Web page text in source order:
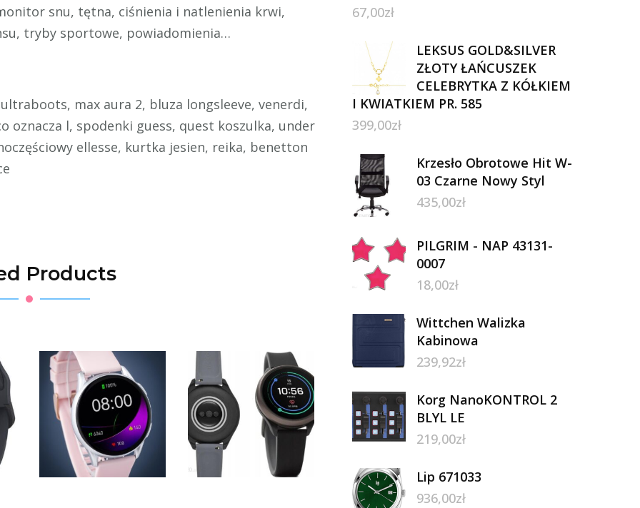
snu, tętna, ciśnienia i natlenienia krwi,
tryby sportowe, powiadomienia…
max aura 2, bluza longsleeve, venerdi,
l, spodenki guess, quest koszulka, under
ellesse, kurtka jesien, reika, benetton
Products
67,00zł
LEKSUS GOLD&SILVER
ZŁOTY ŁAŃCUSZEK
CELEBRYTKA Z KÓŁKIEM
I KWIATKIEM PR. 585
399,00zł
Krzesło Obrotowe Hit W-
03 Czarne Nowy Styl
435,00zł
PILGRIM - NAP 43131-
0007
18,00zł
Wittchen Walizka
Kabinowa
239,92zł
Korg NanoKONTROL 2
BLYL LE
219,00zł
Lip 671033
936,00zł